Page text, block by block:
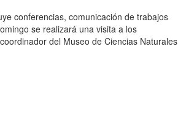
conferencias, comunicación de trabajos
se realizará una visita a los
del Museo de Ciencias Naturales